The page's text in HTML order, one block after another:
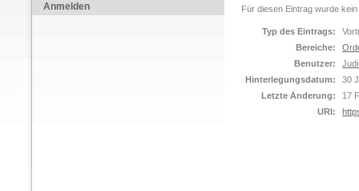
Anmelden
Für diesen Eintrag wurde
Typ des Eintrags:
Bereiche:
Benutzer:
Hinterlegungsdatum:
30
Letzte Änderung:
17
URI: